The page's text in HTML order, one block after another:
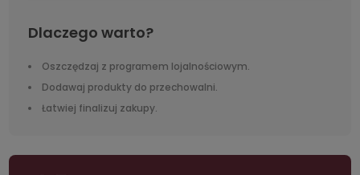
Dlaczego warto?
Oszczędzaj z programem lojalnościowym.
Dodawaj produkty do przechowalni.
Łatwiej finalizuj zakupy.